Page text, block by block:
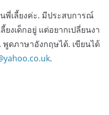
พี่เลี้ยงค่ะ. มีประสบการณ์
ยงเด็กอยู่ แต่อยากเปลี่ยนงา
ดภาษาอังกฤษได้. เขียนได้
.